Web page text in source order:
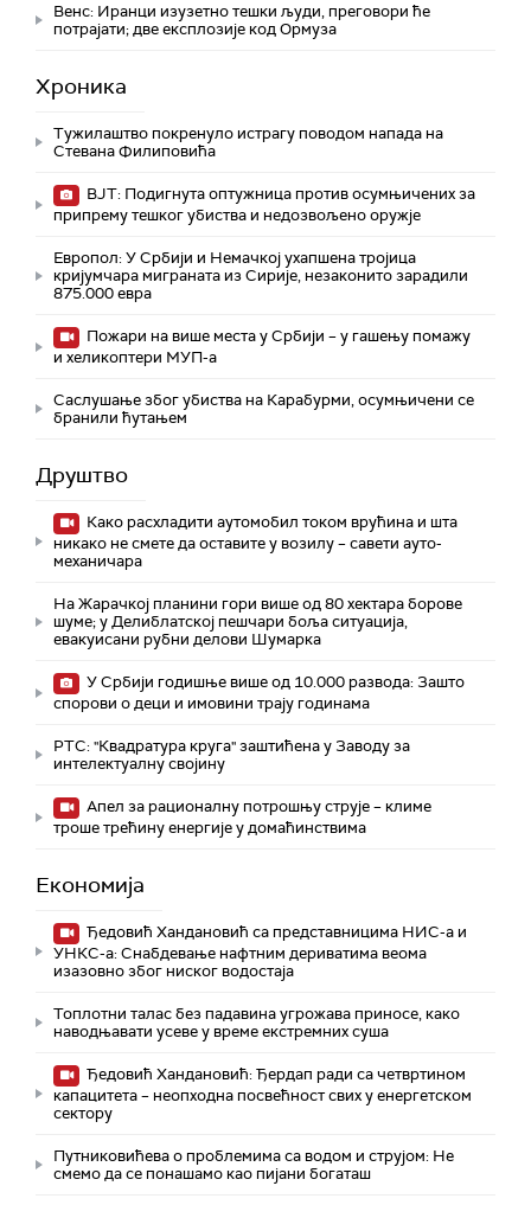
Венс: Иранци изузетно тешки људи, преговори ће
потрајати; две експлозије код Ормуза
Хроника
Тужилаштво покренуло истрагу поводом напада на
Стевана Филиповића
ВЈТ: Подигнута оптужница против осумњичених за
припрему тешког убиства и недозвољено оружје
Европол: У Србији и Немачкој ухапшена тројица
кријумчара миграната из Сирије, незаконито зарадили
875.000 евра
Пожари на више места у Србији – у гашењу помажу
и хеликоптери МУП-а
Саслушање због убиства на Карабурми, осумњичени се
бранили ћутањем
Друштво
Како расхладити аутомобил током врућина и шта
никако не смете да оставите у возилу – савети ауто-
механичара
На Жарачкој планини гори више од 80 хектара борове
шуме; у Делиблатској пешчари боља ситуација,
евакуисани рубни делови Шумарка
У Србији годишње више од 10.000 развода: Зашто
спорови о деци и имовини трају годинама
РТС: "Квадратура круга" заштићена у Заводу за
интелектуалну својину
Апел за рационалну потрошњу струје – климе
троше трећину енергије у домаћинствима
Економија
Ђедовић Хандановић са представницима НИС-а и
УНКС-а: Снабдевање нафтним дериватима веома
изазовно због ниског водостаја
Топлотни талас без падавина угрожава приносе, како
наводњавати усеве у време екстремних суша
Ђедовић Хандановић: Ђердап ради са четвртином
капацитета – неопходна посвећност свих у енергетском
сектору
Путниковићева о проблемима са водом и струјом: Не
смемо да се понашамо као пијани богаташ